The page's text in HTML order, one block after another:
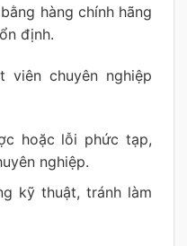
hàng chính hãng
định.
viên chuyên nghiệp
hoặc lỗi phức tạp,
nghiệp.
kỹ thuật, tránh làm